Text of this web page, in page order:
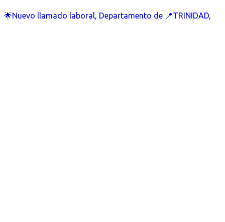
🌟Nuevo llamado laboral, Departamento de 📍TRINIDAD,